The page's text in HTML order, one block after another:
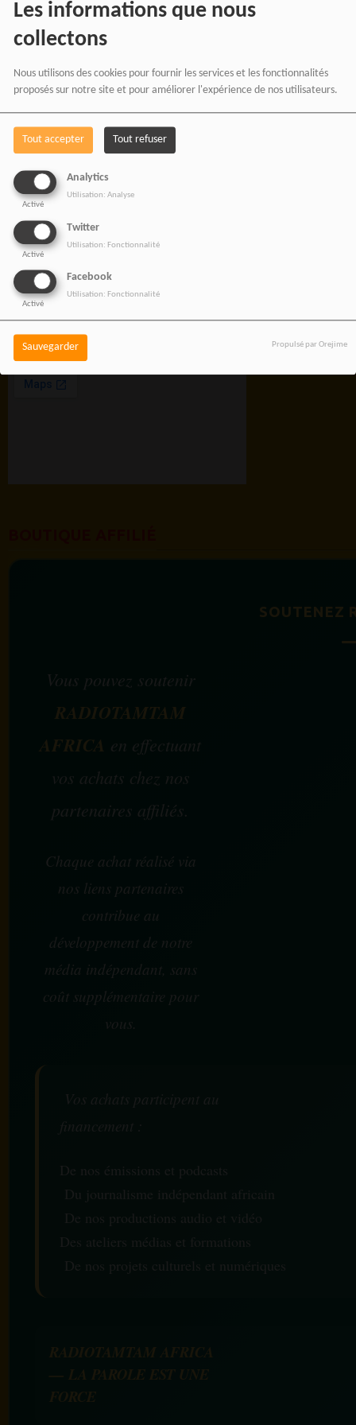
Les informations que nous
collectons
Nous utilisons des cookies pour fournir les services et les fonctionnalités
proposés sur notre site et pour améliorer l'expérience de nos utilisateurs.
Tout accepter Tout refuser
Analytics
Activé
Utilisation: Analyse
Twitter
Activé
Utilisation: Fonctionnalité
Facebook
Activé
Utilisation: Fonctionnalité
Sauvegarder Propulsé par Orejime
Rejoignez une équipe engagée
pour une information libre,
innovante et tournée vers
l’Afrique et sa diaspora.
AFRICA — LA PAROLE
EST UNE FORCE
SOUTENEZ
Vous pouvez soutenir
RADIOTAMTAM
AFRICA en effectuant
vos achats chez nos
partenaires affiliés.
Chaque achat réalisé via
nos liens partenaires
contribue au
développement de notre
média indépendant, sans
coût supplémentaire pour
vous.